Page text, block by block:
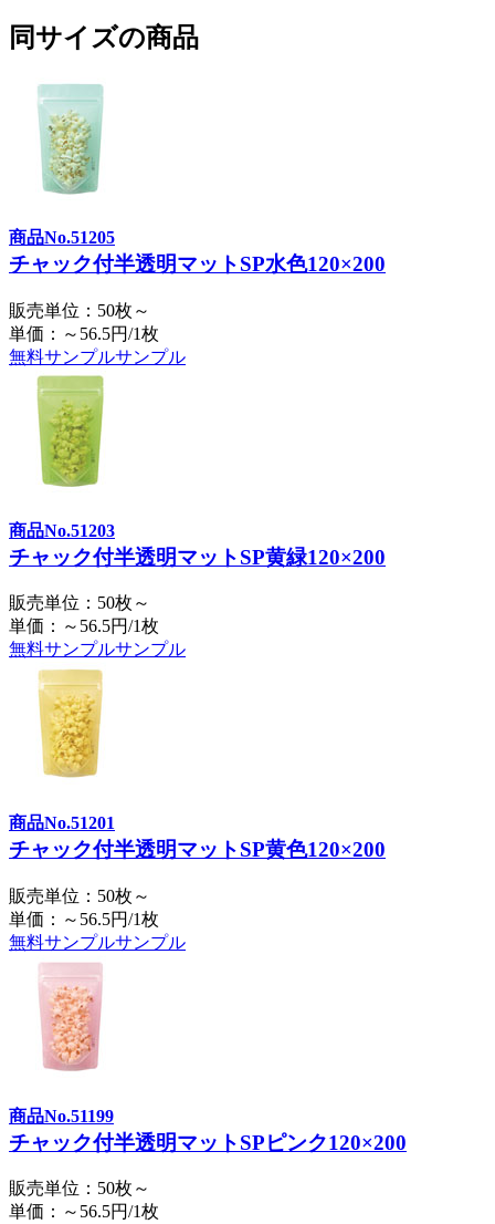
同サイズの商品
商品No.51205
チャック付半透明マットSP水色120×200
販売単位：50枚～
単価：～56.5円/1枚
無料サンプルサンプル
商品No.51203
チャック付半透明マットSP黄緑120×200
販売単位：50枚～
単価：～56.5円/1枚
無料サンプルサンプル
商品No.51201
チャック付半透明マットSP黄色120×200
販売単位：50枚～
単価：～56.5円/1枚
無料サンプルサンプル
商品No.51199
チャック付半透明マットSPピンク120×200
販売単位：50枚～
単価：～56.5円/1枚